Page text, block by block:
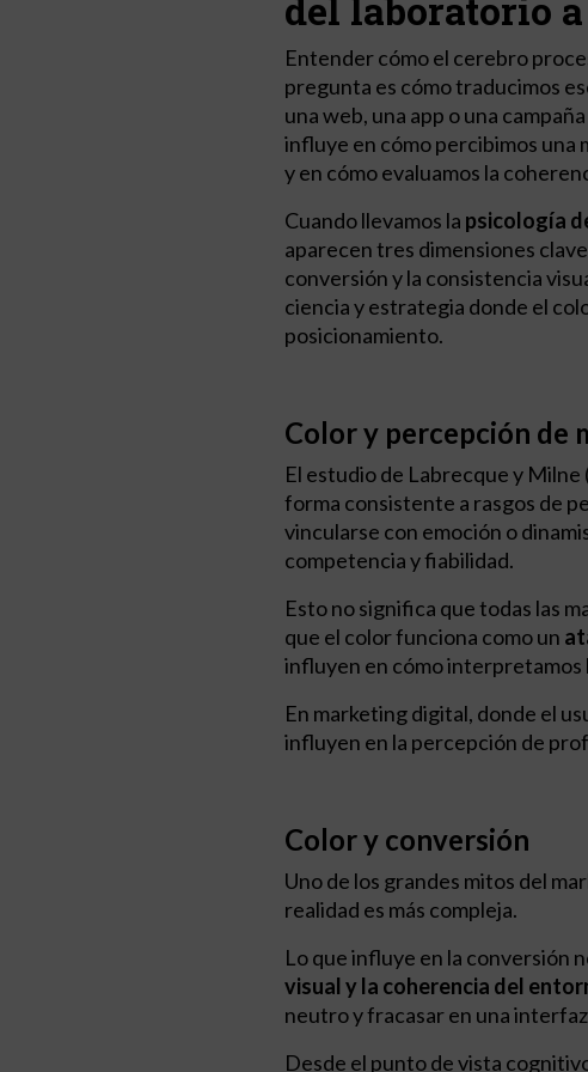
Entender cómo el cerebro
pregunta es cómo traducimos
una web, una app o una
influye en cómo percibimos una
y en cómo evaluamos la
Cuando llevamos la psicología
aparecen tres dimensiones
conversión y la consistencia
ciencia y estrategia donde el
posicionamiento.
Color y percepción de
El estudio de Labrecque y
forma consistente a rasgos de
vincularse con emoción o
competencia y fiabilidad.
Esto no significa que todas las
que el color funciona como un
influyen en cómo interpretamos
En marketing digital, donde el
influyen en la percepción de
Color y conversión
Uno de los grandes mitos del
realidad es más compleja.
Lo que influye en la conversión
visual y la coherencia del
neutro y fracasar en una
Desde el punto de vista